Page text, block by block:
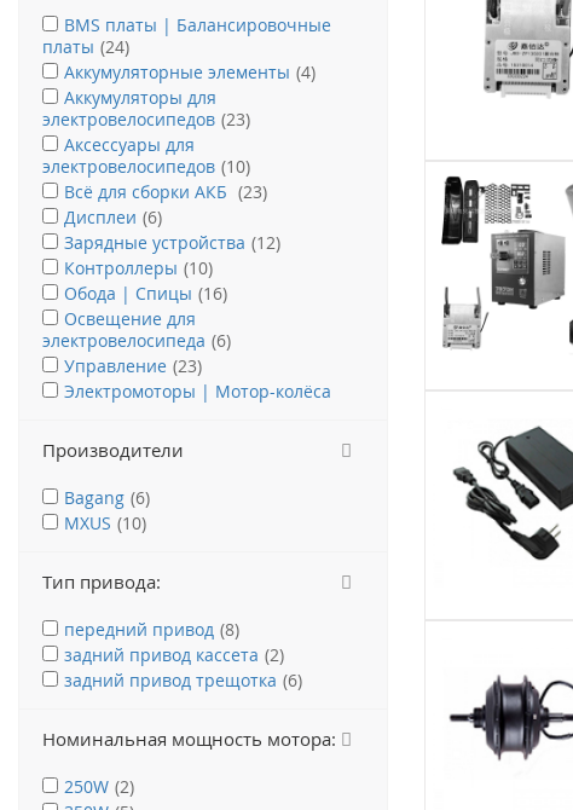
BMS платы | Балансировочные
платы (24)
Аккумуляторные элементы (4)
Аккумуляторы для
электровелосипедов (23)
Аксессуары для
электровелосипедов (10)
Всё для сборки АКБ (23)
Дисплеи (6)
Зарядные устройства (12)
Контроллеры (10)
Обода | Спицы (16)
Освещение для
электровелосипеда (6)
Управление (23)
Электромоторы | Мотор-колёса
Производители
Bagang (6)
MXUS (10)
Тип привода:
передний привод (8)
задний привод кассета (2)
задний привод трещотка (6)
Номинальная мощность мотора:
250W (2)